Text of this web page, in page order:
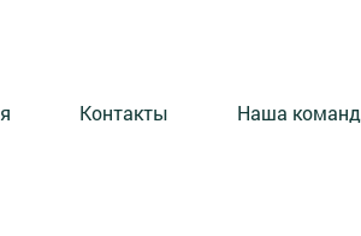
Контакты Наша